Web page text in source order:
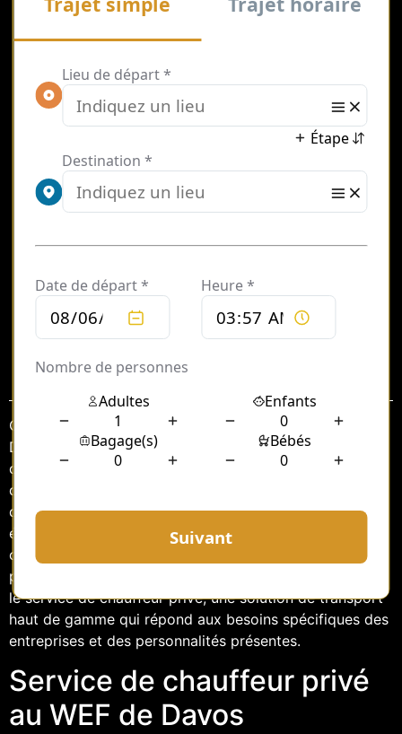
Sommaire
Chaque année, le Forum économique mondial (WEF) de
Davos attire des leaders mondiaux, des chefs
d’entreprise, des politiciens et des représentants
d’organisations internationales. La ville suisse de Davos
devient alors le centre névralgique de discussions
économiques et politiques de grande envergure. Dans
ce contexte, la logistique et le transport des
participants jouent un rôle crucial. C’est là qu’intervient
le service de chauffeur privé, une solution de transport
haut de gamme qui répond aux besoins spécifiques des
entreprises et des personnalités présentes.
Service de chauffeur privé
au WEF de Davos